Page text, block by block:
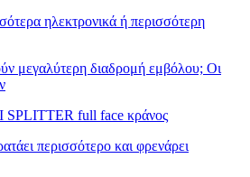
ηλεκτρονικά ή περισσότερη
μεγαλύτερη διαδρομή εμβόλου; Οι
full face κράνος
περισσότερο και φρενάρει